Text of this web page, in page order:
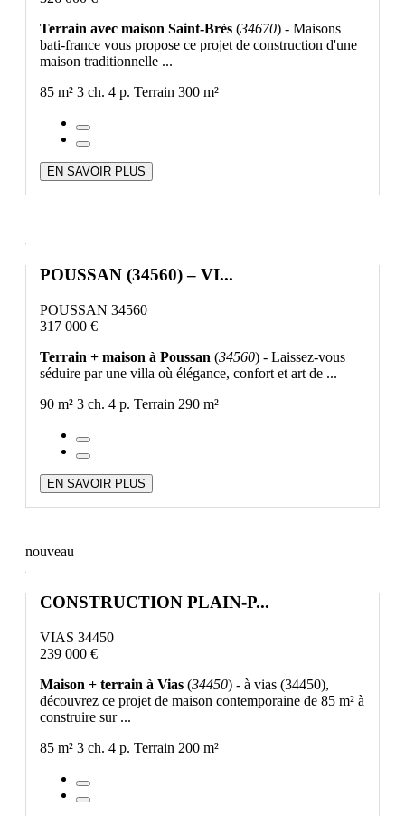
Terrain avec maison Saint-Brès (34670) - Maisons
bati-france vous propose ce projet de construction d'une
maison traditionnelle ...
85 m² 3 ch. 4 p. Terrain 300 m²
EN SAVOIR PLUS
POUSSAN (34560) – VI...
POUSSAN 34560
317 000 €
Terrain + maison à Poussan (34560) - Laissez-vous
séduire par une villa où élégance, confort et art de ...
90 m² 3 ch. 4 p. Terrain 290 m²
EN SAVOIR PLUS
nouveau
CONSTRUCTION PLAIN-P...
VIAS 34450
239 000 €
Maison + terrain à Vias (34450) - à vias (34450),
découvrez ce projet de maison contemporaine de 85 m² à
construire sur ...
85 m² 3 ch. 4 p. Terrain 200 m²